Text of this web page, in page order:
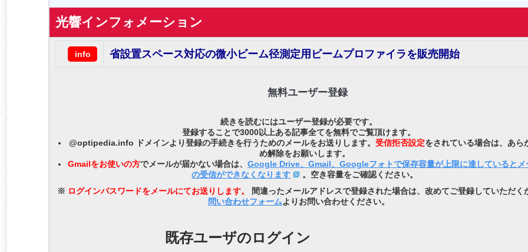
光響インフォメーション
info 省設置スペース対応の微小ビーム径測定用ビームプロファイラを販売開始
無料ユーザー登録
続きを読むにはユーザー登録が必要です。
登録することで3000以上ある記事全てを無料でご覧頂けます。
@optipedia.info ドメインより登録の手続きを行うためのメールをお送りします。 受信拒否設定をされている場合は、あら
め解除をお願いします。
Gmailをお使いの方でメールが届かない場合は、 Google Drive、Gmail、Googleフォトで保存容量が上限に達しているとメ
の受信ができなくなります
。空き容量をご確認ください。
※ ログインパスワードをメールにてお送りします。 間違ったメールアドレスで登録された場合は、改めてご登録していただく
問い合わせフォームよりお問い合わせください。
既存ユーザのログイン